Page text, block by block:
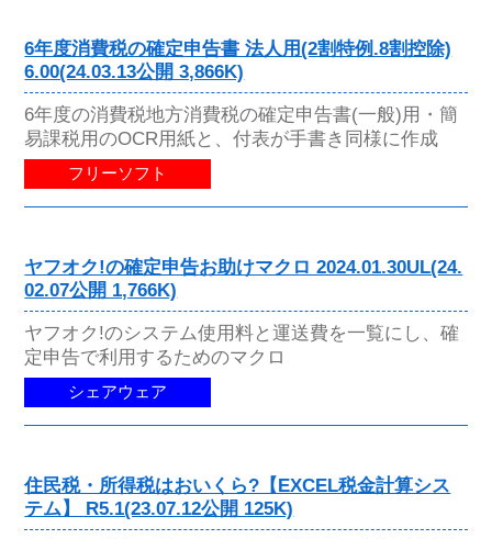
6年度消費税の確定申告書 法人用(2割特例.8割控除)
6.00(24.03.13公開 3,866K)
6年度の消費税地方消費税の確定申告書(一般)用・簡
易課税用のOCR用紙と、付表が手書き同様に作成
フリーソフト
ヤフオク!の確定申告お助けマクロ 2024.01.30UL(24.
02.07公開 1,766K)
ヤフオク!のシステム使用料と運送費を一覧にし、確
定申告で利用するためのマクロ
シェアウェア
住民税・所得税はおいくら?【EXCEL税金計算シス
テム】 R5.1(23.07.12公開 125K)